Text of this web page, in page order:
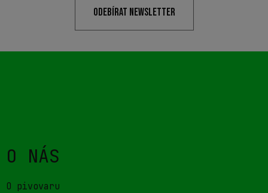
ODEBÍRAT NEWSLETTER
O NÁS
O pivovaru